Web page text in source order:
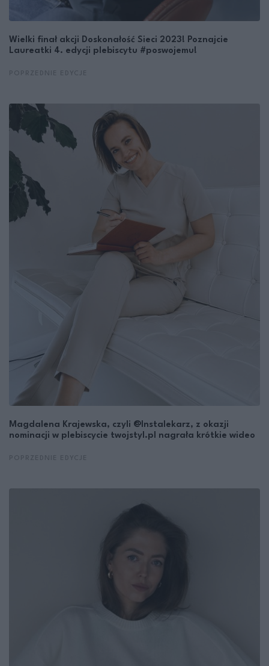
Wielki finał akcji Doskonałość Sieci 2023! Poznajcie
Laureatki 4. edycji plebiscytu #poswojemu!
Magdalena Krajewska, czyli @Instalekarz, z okazji
nominacji w plebiscycie twojstyl.pl nagrała krótkie wideo